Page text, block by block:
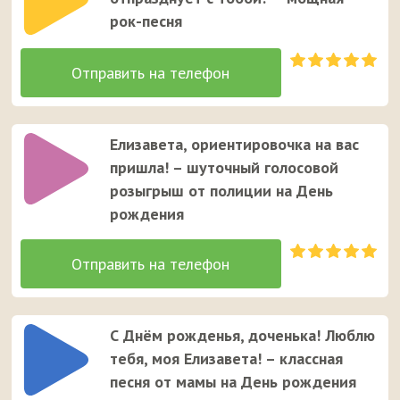
рок-песня
Елизавета, ориентировочка на вас
пришла! – шуточный голосовой
розыгрыш от полиции на День
рождения
С Днём рожденья, доченька! Люблю
тебя, моя Елизавета! – классная
песня от мамы на День рождения